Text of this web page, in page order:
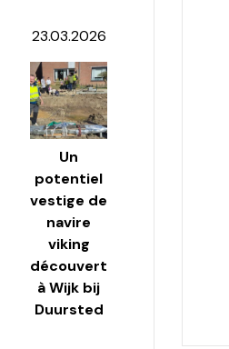
23.03.2026
Un
potentiel
vestige de
navire
viking
découvert
à Wijk bij
Duursted